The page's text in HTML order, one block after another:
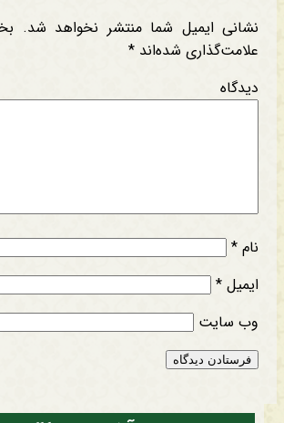
نشانی ایمیل شما منتشر نخواهد شد.
علامت‌گذاری شده‌اند *
نام *
ایمیل *
وب‌ سایت